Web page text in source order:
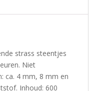
strass steentjes
Niet
ca. 4 mm, 8 mm en
Inhoud: 600